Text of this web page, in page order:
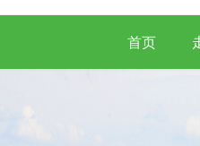
首页